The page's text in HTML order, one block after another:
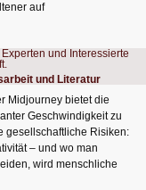
auf
und Literatur
Midjourney bietet die
Geschwindigkeit zu
gesellschaftliche Risiken:
– und wo man
wird menschliche